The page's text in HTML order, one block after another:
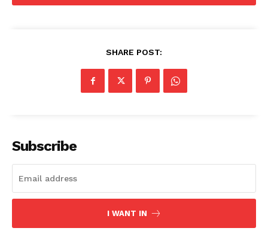
SHARE POST:
Subscribe
I WANT IN